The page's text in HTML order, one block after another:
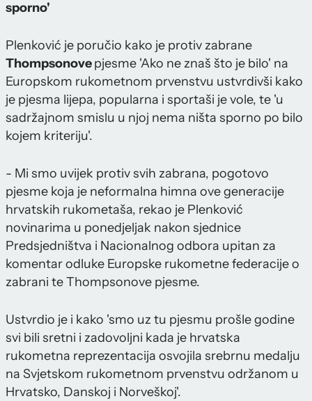
sporno'
Plenković je poručio kako je protiv zabrane
Thompsonovepjesme 'Ako ne znaš što je bilo' na
Europskom rukometnom prvenstvu ustvrdivši kako
je pjesma lijepa, popularna i sportaši je vole, te 'u
sadržajnom smislu u njoj nema ništa sporno po bilo
kojem kriteriju'.
- Mi smo uvijek protiv svih zabrana, pogotovo
pjesme koja je neformalna himna ove generacije
hrvatskih rukometaša, rekao je Plenković
novinarima u ponedjeljak nakon sjednice
Predsjedništva i Nacionalnog odbora upitan za
komentar odluke Europske rukometne federacije o
zabrani te Thompsonove pjesme.
Ustvrdio je i kako 'smo uz tu pjesmu prošle godine
svi bili sretni i zadovoljni kada je hrvatska
rukometna reprezentacija osvojila srebrnu medalju
na Svjetskom rukometnom prvenstvu održanom u
Hrvatsko, Danskoj i Norveškoj'.